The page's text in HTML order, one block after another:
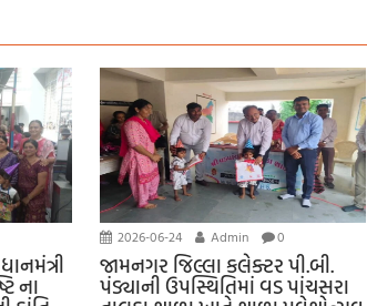
ના
2026-06-24 Admin 0
જામનગર જિલ્લા કલેક્ટર પી.બી.
પંડ્યાની ઉપસ્થિતિમાં વડ પાંચસરા